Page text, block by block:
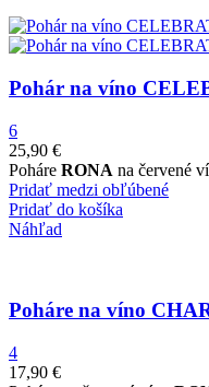
Pohár na víno
6
25,90 €
Poháre RONA na červené
Pridať medzi obľúbené
Pridať do košíka
Náhľad
Poháre na víno
4
17,90 €